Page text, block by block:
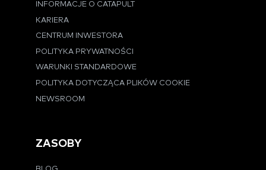
INFORMACJE O CATAPULT
KARIERA
CENTRUM INWESTORA
POLITYKA PRYWATNOŚCI
WARUNKI STANDARDOWE
POLITYKA DOTYCZĄCA PLIKÓW COOKIE
NEWSROOM
ZASOBY